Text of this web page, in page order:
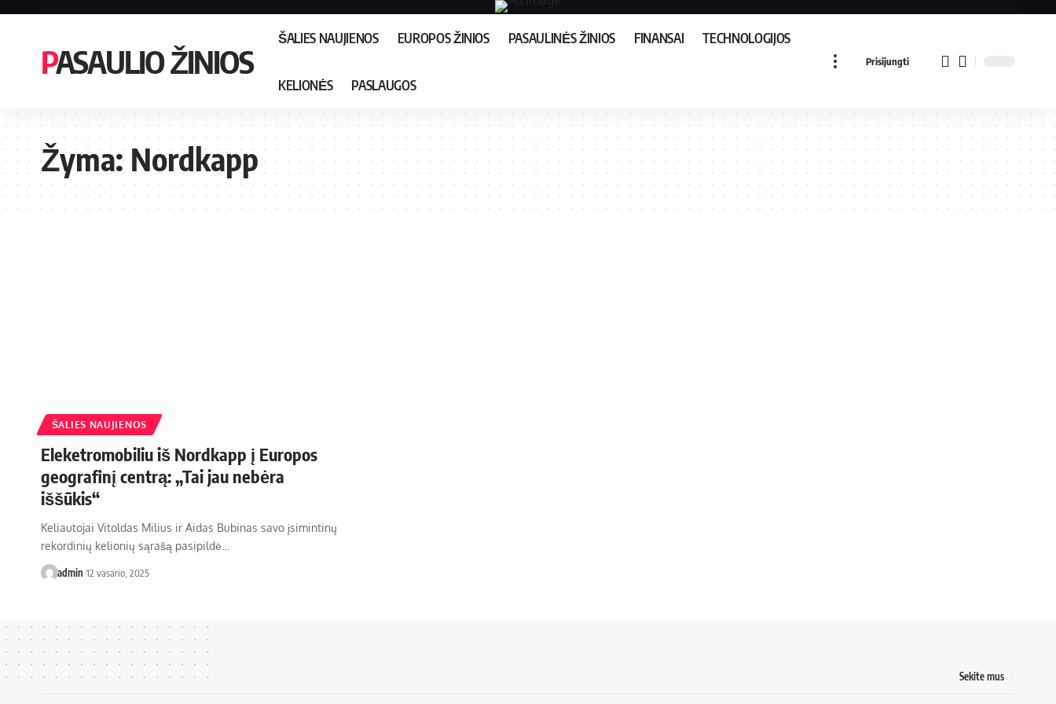
PASAULIO ŽINIOS
ŠALIES NAUJIENOS EUROPOS ŽINIOS PASAULINĖS ŽINIOS FINANSAI TECHNOLOGIJOS
KELIONĖS PASLAUGOS
Prisijungti
Žyma: Nordkapp
ŠALIES NAUJIENOS
Eleketromobiliu iš Nordkapp į Europos
geografinį centrą: „Tai jau nebėra
iššūkis“
Keliautojai Vitoldas Milius ir Aidas Bubinas savo įsimintinų
rekordinių kelionių sąrašą pasipildė…
admin 12 vasario, 2025
Sekite mus